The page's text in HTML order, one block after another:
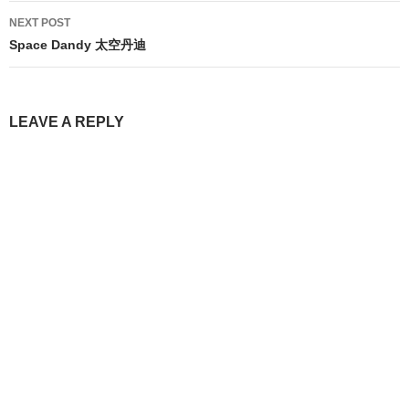
NEXT POST
Space Dandy 太空丹迪
LEAVE A REPLY